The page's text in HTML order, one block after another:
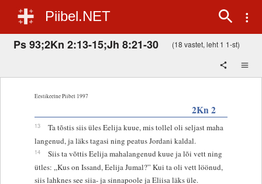
Piibel.NET
Ps 93;2Kn 2:13-15;Jh 8:21-30 (18 vastet, leht 1 1-st)
Eestikeelne Piibel 1997
2Kn 2
13
Ta tõstis siis üles Eelija kuue, mis tollel oli seljast maha
langenud, ja läks tagasi ning peatus Jordani kaldal.
14
Siis ta võttis Eelija mahalangenud kuue ja lõi vett ning
ütles: „Kus on Issand, Eelija Jumal?” Kui ta oli vett löönud,
siis lahknes see siia- ja sinnapoole ja Eliisa läks üle.